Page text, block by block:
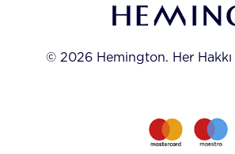
© 2026 Hemington. Her Hakkı